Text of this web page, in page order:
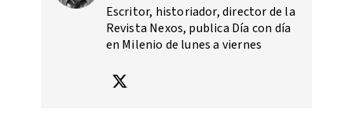
Escritor, historiador, director de la
Revista Nexos, publica Día con día
en Milenio de lunes a viernes